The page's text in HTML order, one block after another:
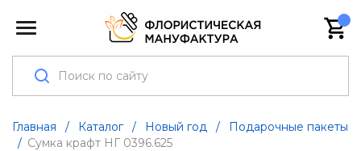
Главная / Каталог / Новый год /
Подарочные пакеты
/ Сумка крафт НГ 0396.625